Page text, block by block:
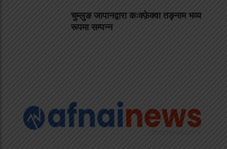
चुम्लुङ जापानद्वारा कःक्फ़ेक्वा तङ्नाम भव्य
रूपमा सम्पन्न